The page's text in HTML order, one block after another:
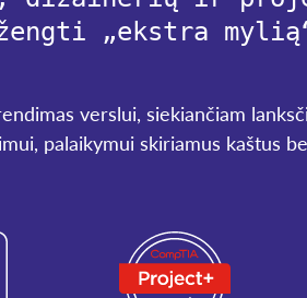
žengti „ekstra
verslui, siekiančiam
palaikymui skiriamus kaštus